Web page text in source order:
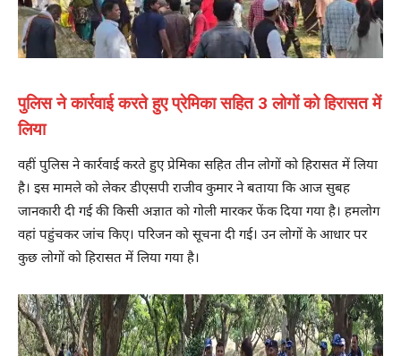
पुलिस ने कार्रवाई करते हुए प्रेमिका सहित 3 लोगों को हिरासत में
लिया
वहीं पुलिस ने कार्रवाई करते हुए प्रेमिका सहित तीन लोगों को हिरासत में लिया
है। इस मामले को लेकर डीएसपी राजीव कुमार ने बताया कि आज सुबह
जानकारी दी गई की किसी अज्ञात को गोली मारकर फेंक दिया गया है। हमलोग
वहां पहुंचकर जांच किए। परिजन को सूचना दी गई। उन लोगों के आधार पर
कुछ लोगों को हिरासत में लिया गया है।